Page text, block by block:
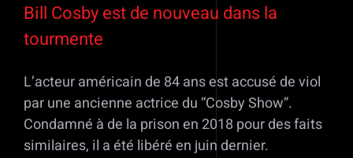
Bill Cosby est de nouveau dans la
tourmente
L’acteur américain de 84 ans est accusé de viol
par une ancienne actrice du “Cosby Show”.
Condamné à de la prison en 2018 pour des faits
similaires, il a été libéré en juin dernier.